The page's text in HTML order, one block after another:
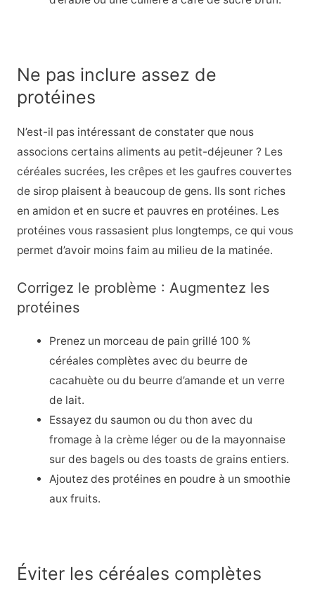
Ne pas inclure assez de
protéines
N’est-il pas intéressant de constater que nous
associons certains aliments au petit-déjeuner ? Les
céréales sucrées, les crêpes et les gaufres couvertes
de sirop plaisent à beaucoup de gens. Ils sont riches
en amidon et en sucre et pauvres en protéines. Les
protéines vous rassasient plus longtemps, ce qui vous
permet d’avoir moins faim au milieu de la matinée.
Corrigez le problème : Augmentez les
protéines
Prenez un morceau de pain grillé 100 %
céréales complètes avec du beurre de
cacahuète ou du beurre d’amande et un verre
de lait.
Essayez du saumon ou du thon avec du
fromage à la crème léger ou de la mayonnaise
sur des bagels ou des toasts de grains entiers.
Ajoutez des protéines en poudre à un smoothie
aux fruits.
Éviter les céréales complètes